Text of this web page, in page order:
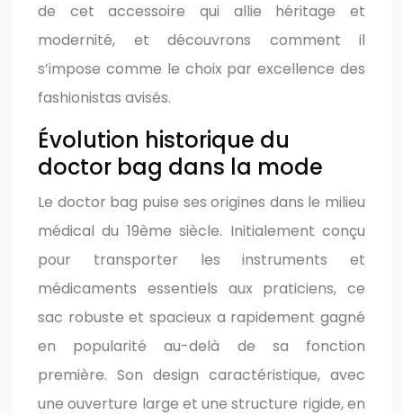
de cet accessoire qui allie héritage et
modernité, et découvrons comment il
s’impose comme le choix par excellence des
fashionistas avisés.
Évolution historique du
doctor bag dans la mode
Le doctor bag puise ses origines dans le milieu
médical du 19ème siècle. Initialement conçu
pour transporter les instruments et
médicaments essentiels aux praticiens, ce
sac robuste et spacieux a rapidement gagné
en popularité au-delà de sa fonction
première. Son design caractéristique, avec
une ouverture large et une structure rigide, en